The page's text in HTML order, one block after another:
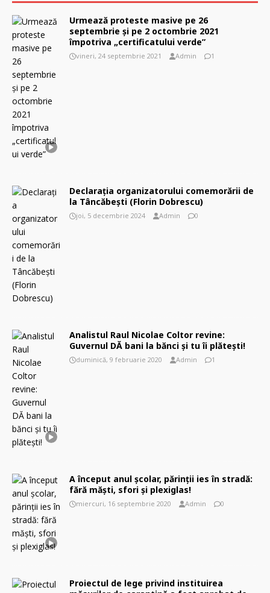
Urmează proteste masive pe 26
septembrie şi pe 2 octombrie 2021
împotriva „certificatului verde”
vineri, 24 septembrie 2021 Admin 1
Declarația organizatorului comemorării de
la Tâncăbești (Florin Dobrescu)
joi, 5 decembrie 2024 Admin 0
Analistul Raul Nicolae Coltor revine:
Guvernul DĂ bani la bănci și tu îi plătești!
duminică, 9 februarie 2020 Admin 1
A început anul şcolar, părinţii ies în stradă:
fără măşti, sfori şi plexiglas!
miercuri, 16 septembrie 2020 Admin 0
Proiectul de lege privind instituirea